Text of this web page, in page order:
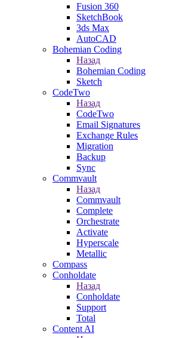
Fusion 360
SketchBook
3ds Max
AutoCAD
Bohemian Coding
Назад
Bohemian Coding
Sketch
CodeTwo
Назад
CodeTwo
Email Signatures
Exchange Rules
Migration
Backup
Sync
Commvault
Назад
Commvault
Complete
Orchestrate
Activate
Hyperscale
Metallic
Compass
Conholdate
Назад
Conholdate
Support
Total
Content AI